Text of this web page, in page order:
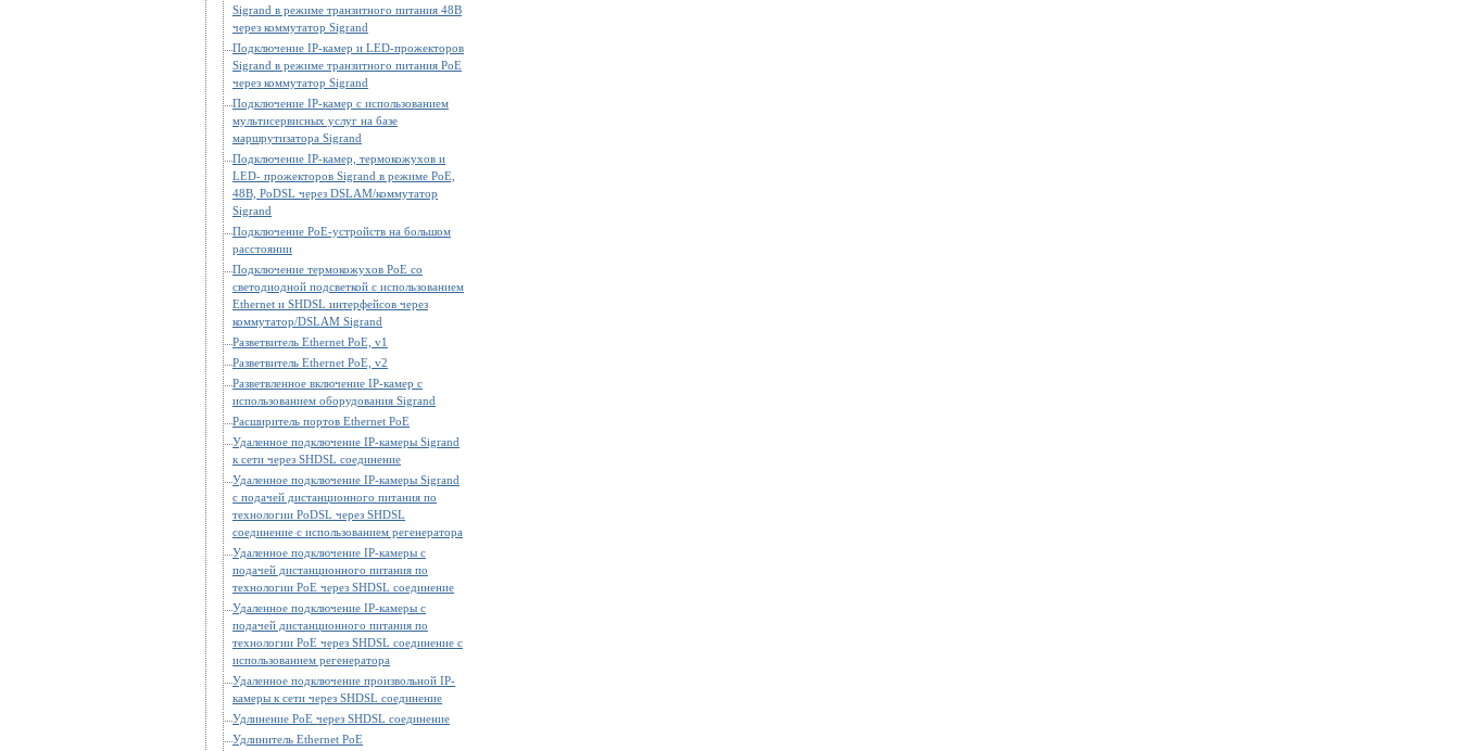
Sigrand в режиме транзитного питания 48В
через коммутатор Sigrand
Подключение IP-камер и LED-прожекторов
Sigrand в режиме транзитного питания PoE
через коммутатор Sigrand
Подключение IP-камер с использованием
мультисервисных услуг на базе
маршрутизатора Sigrand
Подключение IP-камер, термокожухов и
LED- прожекторов Sigrand в режиме PoE,
48В, PoDSL через DSLAM/коммутатор
Sigrand
Подключение PoE-устройств на большом
расстоянии
Подключение термокожухов PoE со
светодиодной подсветкой с использованием
Ethernet и SHDSL интерфейсов через
коммутатор/DSLAM Sigrand
Разветвитель Ethernet PoE, v1
Разветвитель Ethernet PoE, v2
Разветвленное включение IP-камер с
использованием оборудования Sigrand
Расширитель портов Ethernet PoE
Удаленное подключение IP-камеры Sigrand
к сети через SHDSL соединение
Удаленное подключение IP-камеры Sigrand
с подачей дистанционного питания по
технологии PoDSL через SHDSL
соединение с использованием регенератора
Удаленное подключение IP-камеры с
подачей дистанционного питания по
технологии PoE через SHDSL соединение
Удаленное подключение IP-камеры с
подачей дистанционного питания по
технологии PoE через SHDSL соединение с
использованием регенератора
Удаленное подключение произвольной IP-
камеры к сети через SHDSL соединение
Удлинение PoE через SHDSL соединение
Удлинитель Ethernet PoE